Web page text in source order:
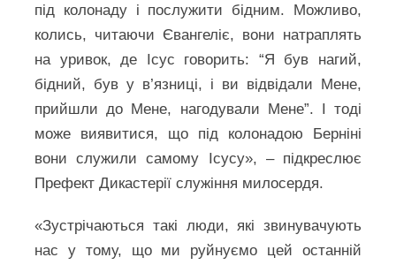
під колонаду і послужити бідним. Можливо,
колись, читаючи Євангеліє, вони натраплять
на уривок, де Ісус говорить: “Я був нагий,
бідний, був у в’язниці, і ви відвідали Мене,
прийшли до Мене, нагодували Мене”. І тоді
може виявитися, що під колонадою Берніні
вони служили самому Ісусу», – підкреслює
Префект Дикастерії служіння милосердя.
«Зустрічаються такі люди, які звинувачують
нас у тому, що ми руйнуємо цей останній